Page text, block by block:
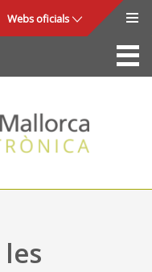
Webs oficials
La Seu
Consell de Mallorca
Accés i seguretat
Utilitats